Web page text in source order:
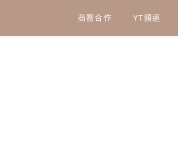
content
商務合作 YT頻道